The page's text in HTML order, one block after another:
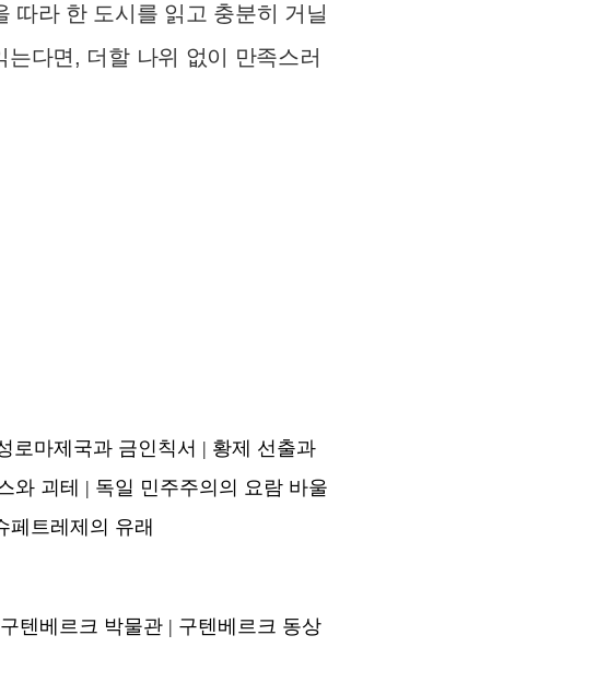
따라 한 도시를 읽고 충분히 거닐
다면, 더할 나위 없이 만족스러
로마제국과 금인칙서 | 황제 선출과
와 괴테 | 독일 민주주의의 요람 바울
페트레제의 유래
텐베르크 박물관 | 구텐베르크 동상